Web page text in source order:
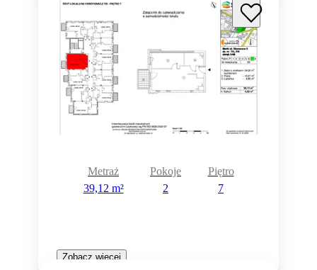
Metraż
39,12 m²
Pokoje
2
Piętro
7
Zobacz więcej